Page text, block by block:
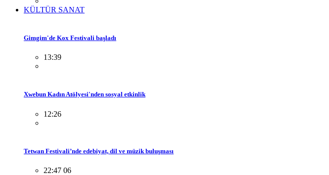
KÜLTÜR SANAT
Gimgim'de Kox Festivali başladı
13:39
Xwebun Kadın Atölyesi'nden sosyal etkinlik
12:26
Tetwan Festivali’nde edebiyat, dil ve müzik buluşması
22:47 06